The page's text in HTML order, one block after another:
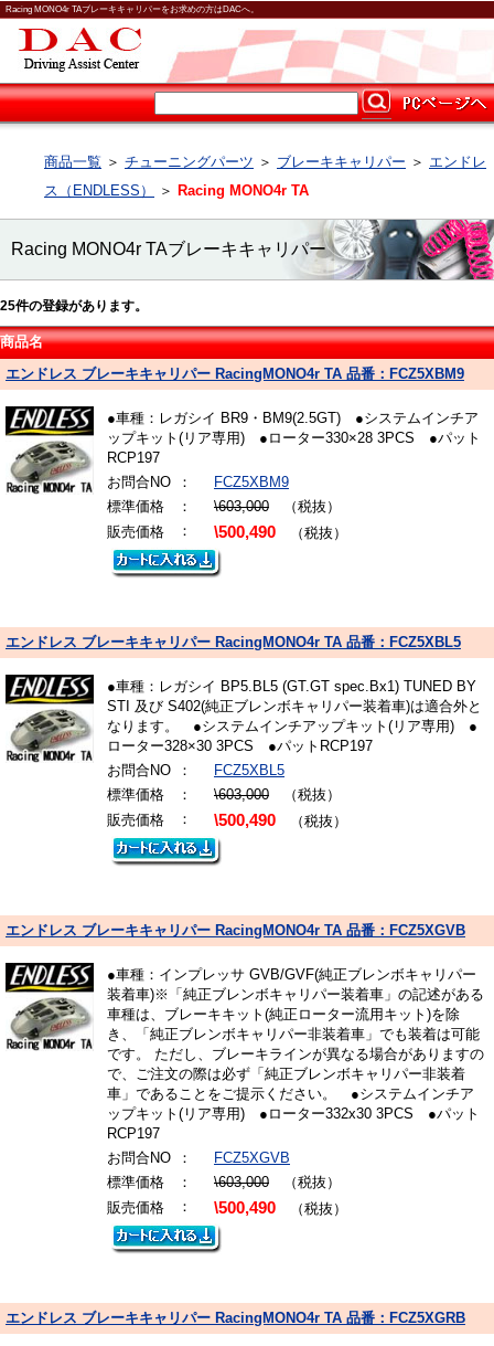
Racing MONO4r TAブレーキキャリパーをお求めの方はDACへ。
商品一覧 ＞ チューニングパーツ ＞ ブレーキキャリパー ＞ エンドレ
ス（ENDLESS）
＞ Racing MONO4r TA
Racing MONO4r TAブレーキキャリパー
25件の登録があります。
商品名
エンドレス ブレーキキャリパー RacingMONO4r TA 品番：FCZ5XBM9
●車種：レガシイ BR9・BM9(2.5GT) ●システムインチア
ップキット(リア専用) ●ローター330×28 3PCS ●パット
RCP197
お問合NO
：
FCZ5XBM9
標準価格
： \603,000 （税抜）
販売価格
： \500,490 （税抜）
エンドレス ブレーキキャリパー RacingMONO4r TA 品番：FCZ5XBL5
●車種：レガシイ BP5.BL5 (GT.GT spec.Bx1) TUNED BY
STI 及び S402(純正ブレンボキャリパー装着車)は適合外と
なります。 ●システムインチアップキット(リア専用) ●
ローター328×30 3PCS ●パットRCP197
お問合NO
：
FCZ5XBL5
標準価格
： \603,000 （税抜）
販売価格
： \500,490 （税抜）
エンドレス ブレーキキャリパー RacingMONO4r TA 品番：FCZ5XGVB
●車種：インプレッサ GVB/GVF(純正ブレンボキャリパー
装着車)※「純正ブレンボキャリパー装着車」の記述がある
車種は、ブレーキキット(純正ローター流用キット)を除
き、「純正ブレンボキャリパー非装着車」でも装着は可能
です。 ただし、ブレーキラインが異なる場合がありますの
で、ご注文の際は必ず「純正ブレンボキャリパー非装着
車」であることをご提示ください。 ●システムインチア
ップキット(リア専用) ●ローター332x30 3PCS ●パット
RCP197
お問合NO
：
FCZ5XGVB
標準価格
： \603,000 （税抜）
販売価格
： \500,490 （税抜）
エンドレス ブレーキキャリパー RacingMONO4r TA 品番：FCZ5XGRB